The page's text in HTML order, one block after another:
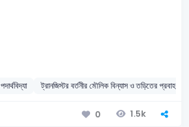
পদার্থবিদ্যা ট্রানজিস্টর বর্তনীর মৌলিক বিন্যাস ও তড়িতের প্রবাহ
0 1.5k